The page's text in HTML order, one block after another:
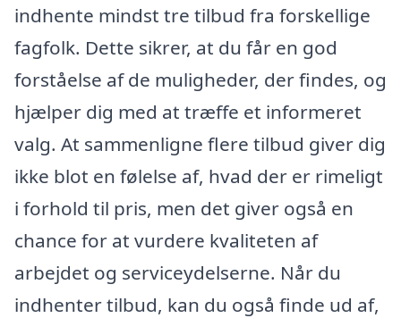
indhente mindst tre tilbud fra forskellige
fagfolk. Dette sikrer, at du får en god
forståelse af de muligheder, der findes, og
hjælper dig med at træffe et informeret
valg. At sammenligne flere tilbud giver dig
ikke blot en følelse af, hvad der er rimeligt
i forhold til pris, men det giver også en
chance for at vurdere kvaliteten af
arbejdet og serviceydelserne. Når du
indhenter tilbud, kan du også finde ud af,